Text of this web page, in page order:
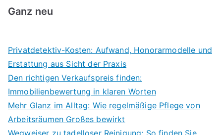
Ganz neu
Privatdetektiv-Kosten: Aufwand, Honorarmodelle und
Erstattung aus Sicht der Praxis
Den richtigen Verkaufspreis finden:
Immobilienbewertung in klaren Worten
Mehr Glanz im Alltag: Wie regelmäßige Pflege von
Arbeitsräumen Großes bewirkt